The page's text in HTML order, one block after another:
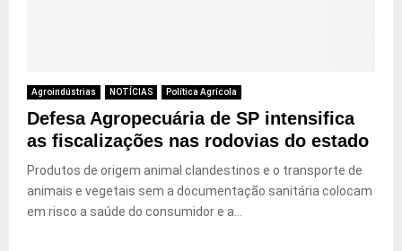
Agroindústrias NOTÍCIAS Política Agrícola
Defesa Agropecuária de SP intensifica
as fiscalizações nas rodovias do estado
Produtos de origem animal clandestinos e o transporte de
animais e vegetais sem a documentação sanitária colocam
em risco a saúde do consumidor e a...